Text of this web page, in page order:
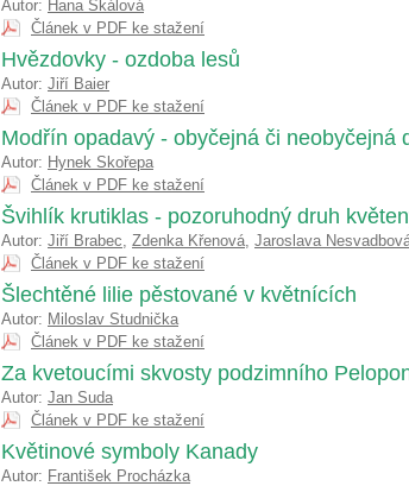
Autor: Hana Skálová
Článek v PDF ke stažení
Hvězdovky - ozdoba lesů
Autor: Jiří Baier
Článek v PDF ke stažení
Modřín opadavý - obyčejná či neobyčejná
Autor: Hynek Skořepa
Článek v PDF ke stažení
Švihlík krutiklas - pozoruhodný druh
Autor: Jiří Brabec, Zdenka Křenová, Jaroslava
Článek v PDF ke stažení
Šlechtěné lilie pěstované v květnících
Autor: Miloslav Studnička
Článek v PDF ke stažení
Za kvetoucími skvosty podzimního
Autor: Jan Suda
Článek v PDF ke stažení
Květinové symboly Kanady
Autor: František Procházka